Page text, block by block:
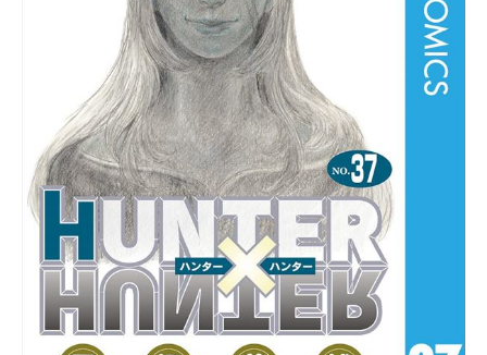
エレクトロニクス専門サイト
電子設計の基本と応用
エネルギーの専門メディア
建設×テクノロジーの最前線
ちょっと気になるネットの話題